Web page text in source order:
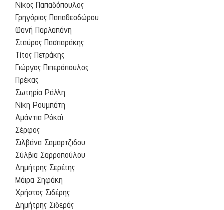
Νίκος Παπαδόπουλος
Γρηγόριος Παπαθεοδώρου
Φανή Παρλαπάνη
Σταύρος Πασπαράκης
Τίτος Πετράκης
Γιώργος Πιπερόπουλος
Πρέκας
Σωτηρία Ράλλη
Νίκη Ρουμπάτη
Αμάντια Ρόκαϊ
Σέρφος
Σιλβάνα Σαμαρτζιδου
Σύλβια Σαρροπούλου
Δημήτρης Σερέτης
Μάιρα Σηφάκη
Χρήστος Σιδέρης
Δημήτρης Σιδεράς